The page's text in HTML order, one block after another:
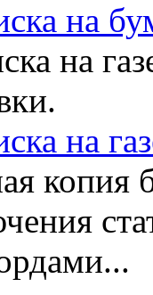
на
на
на
копия